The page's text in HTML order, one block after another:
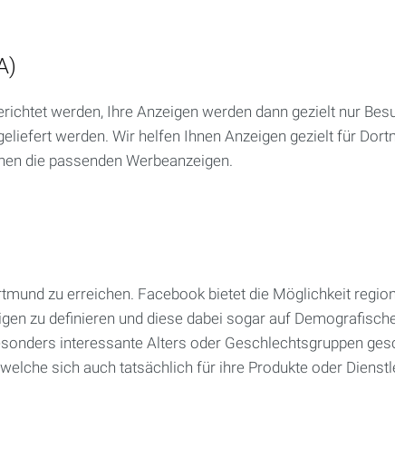
werden, Ihre Anzeigen werden dann gezielt nur
werden. Wir helfen Ihnen Anzeigen gezielt für
die passenden Werbeanzeigen.
zu erreichen. Facebook bietet die Möglichkeit
zu definieren und diese dabei sogar auf
interessante Alters oder Geschlechtsgruppen
sich auch tatsächlich für ihre Produkte oder